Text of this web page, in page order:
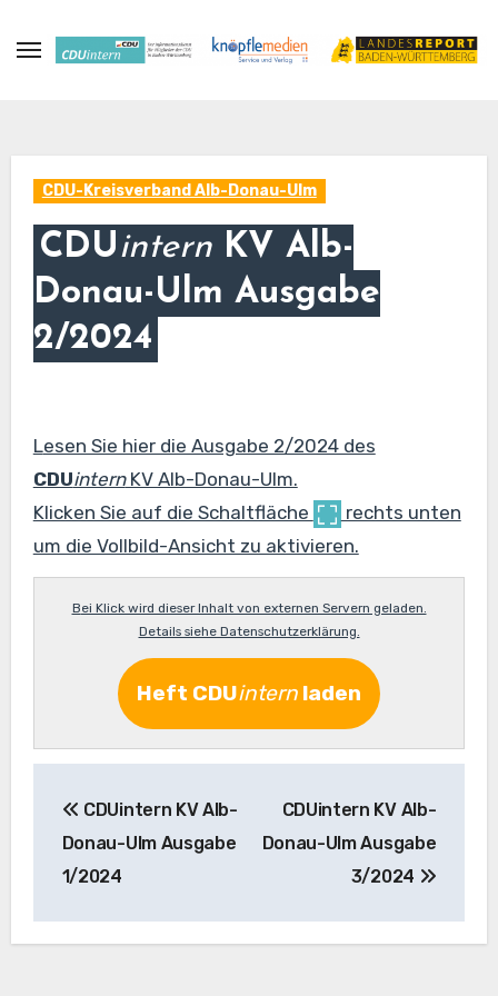
Inhalt
CDU-Kreisverband Alb-Donau-Ulm
CDUinternKV Alb-
Donau-Ulm Ausgabe
2/2024
Lesen Sie hier die Ausgabe 2/2024 des
CDUinternKV Alb-Donau-Ulm.
Klicken Sie auf die Schaltfläche
rechts unten
um die Vollbild-Ansicht zu aktivieren.
Bei Klick wird dieser Inhalt von externen Servern geladen.
Details siehe Datenschutzerklärung.
Heft CDUintern laden
CDUintern KV Alb-
Donau-Ulm Ausgabe
1/2024
CDUintern KV Alb-
Donau-Ulm Ausgabe
3/2024